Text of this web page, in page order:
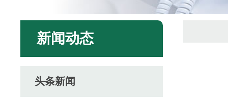
新闻动态
头条新闻